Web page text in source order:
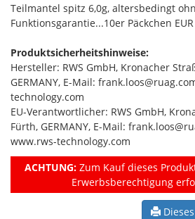
Teilmantel spitz 6,0g, altersbedingt
Funktionsgarantie...10er Päckchen EUR
Produktsicherheitshinweise:
Hersteller: RWS GmbH, Kronacher
GERMANY, E-Mail:
technology.com
EU-Verantwortlicher: RWS GmbH,
Fürth, GERMANY, E-Mail:
www.rws-technology.com
ACHTUNG:Zum Kauf dieses
Erwerbsberechtigung